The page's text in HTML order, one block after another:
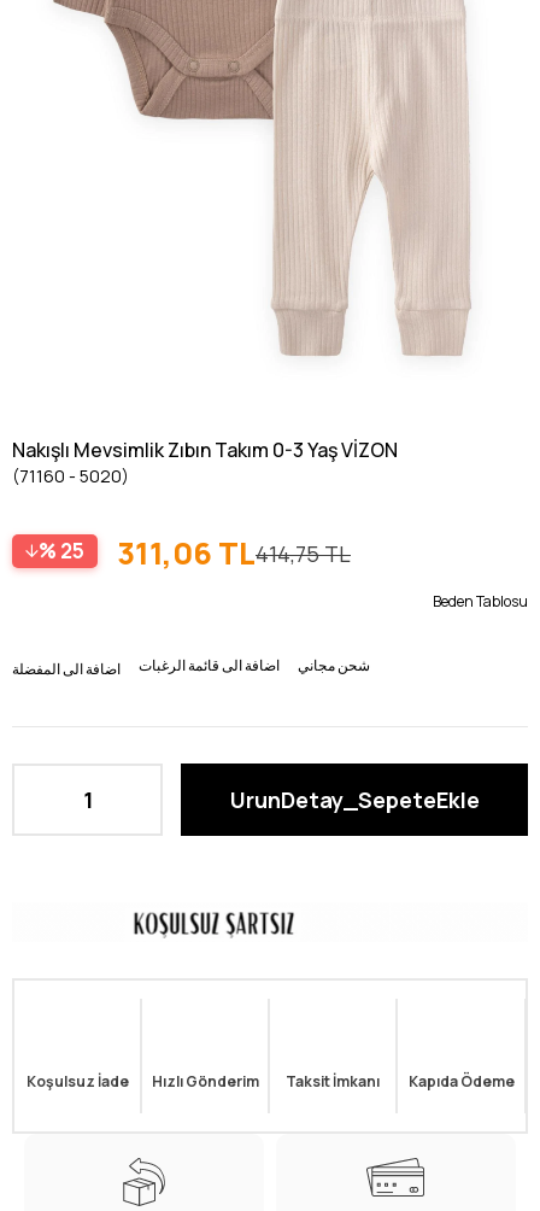
Nakışlı Mevsimlik Zıbın Takım 0-3 Yaş VİZON
(71160 - 5020)
25 414,75 TL
311,06 TL
Beden Tablosu
اضافة الى المفضلة اضافة الى قائمة الرغبات شحن مجاني
Koşulsuz İade Hızlı Gönderim Taksit İmkanı Kapıda Ödeme